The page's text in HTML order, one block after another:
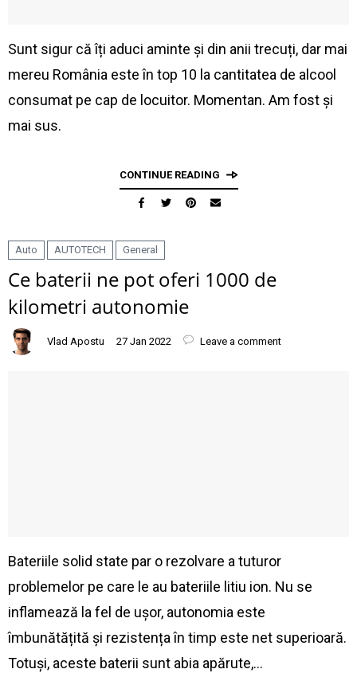
Sunt sigur că îți aduci aminte și din anii trecuți, dar mai
mereu România este în top 10 la cantitatea de alcool
consumat pe cap de locuitor. Momentan. Am fost și
mai sus.
CONTINUE READING
Auto AUTOTECH General
Ce baterii ne pot oferi 1000 de
kilometri autonomie
Vlad Apostu 27 Jan 2022 Leave a comment
Bateriile solid state par o rezolvare a tuturor
problemelor pe care le au bateriile litiu ion. Nu se
inflamează la fel de ușor, autonomia este
îmbunătățită și rezistența în timp este net superioară.
Totuși, aceste baterii sunt abia apărute,…